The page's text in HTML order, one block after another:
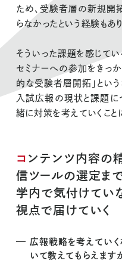
ため、受験者層の新規開
らなかったという経験もあり
そういった課題を感じて
セミナーへの参加をきっ
的な受験者層開拓」とい
入試広報の現状と課題に
緒に対策を考えていくこと
コンテンツ内容の精査からはじまり、情報発
信ツールの選定ま
学内で気付けてい
視点で届けていく
広報戦略を考えてい
いて教えてもらえます